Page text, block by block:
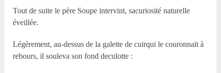
Tout de suite le père Soupe intervint, sacuriosité naturelle
éveillée.
Légèrement, au-dessus de la galette de cuirqui le couronnait à
rebours, il souleva son fond deculotte :